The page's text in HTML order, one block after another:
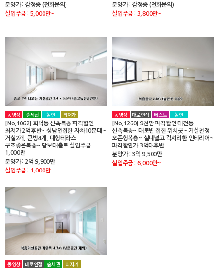
분양가 : 감정중 (전화문의)
실입주금 : 5,000만~
분양가 : 감정중 (전화문의)
실입주금 : 3,800만~
동영상 숲세권 할인 최저가
[No.1062] 회덕동 신축복층 파격할인
최저가 2억후반~ 성남인접한 자차10분대~
거실2개, 큰방4개, 대형테라스
구조좋은복층~ 담보대출로 실입주금
1,000만
분양가 : 2억 9,900만
실입주금 : 1,000만
동영상 대로인접 베스트 할인
[No.1260] 9천만 파격할인 태전동
신축복층~ 대로변 접한 위치굿~ 거실천정
오픈형복층~ 실내넓고 럭셔리한 인테리어~
파격할인가 3억대후반
분양가 : 3억 9,500만
실입주금 : 6,000만~
동영상 대로인접 숲세권 최저가